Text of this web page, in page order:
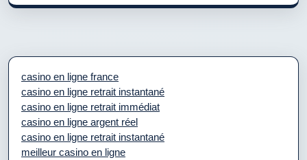
casino en ligne france
casino en ligne retrait instantané
casino en ligne retrait immédiat
casino en ligne argent réel
casino en ligne retrait instantané
meilleur casino en ligne